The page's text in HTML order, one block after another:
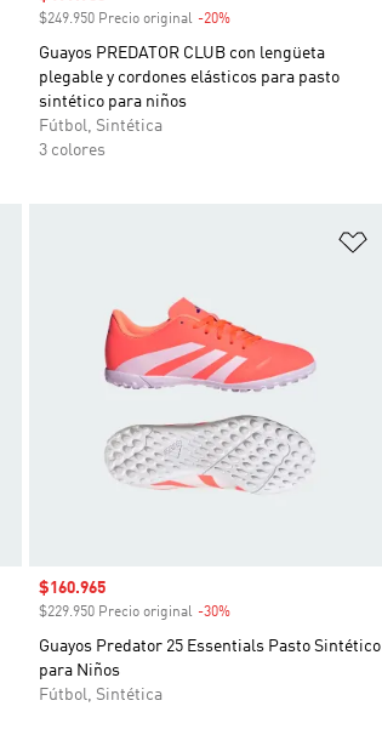
$249.950 Precio original -20%Descuento
Guayos PREDATOR CLUB con lengüeta
plegable y cordones elásticos para pasto
sintético para niños
Fútbol, Sintética
3 colores
Precio de venta
$160.965
$229.950 Precio original -30%Descuento
Guayos Predator 25 Essentials Pasto Sintético
para Niños
Fútbol, Sintética